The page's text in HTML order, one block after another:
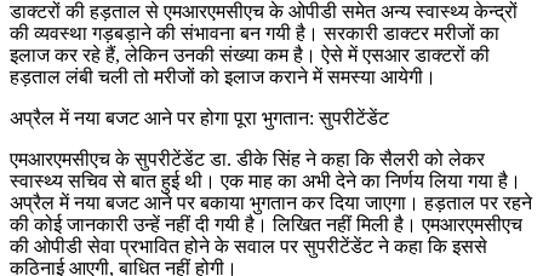
डाक्टरों की हड़ताल से एमआरएमसीएच के ओपीडी समेत अन्य स्वास्थ्य केन्द्रों
की व्यवस्था गड़बड़ाने की संभावना बन गयी है। सरकारी डाक्टर मरीजों का
इलाज कर रहे हैं, लेकिन उनकी संख्या कम है। ऐसे में एसआर डाक्टरों की
हड़ताल लंबी चली तो मरीजों को इलाज कराने में समस्या आयेगी।
अप्रैल में नया बजट आने पर होगा पूरा भुगतान: सुपरीटेंडेंट
एमआरएमसीएच के सुपरीटेंडेंट डा. डीके सिंह ने कहा कि सैलरी को लेकर
स्वास्थ्य सचिव से बात हुई थी। एक माह का अभी देने का निर्णय लिया गया है।
अप्रैल में नया बजट आने पर बकाया भुगतान कर दिया जाएगा। हड़ताल पर रहने
की कोई जानकारी उन्हें नहीं दी गयी है। लिखित नहीं मिली है। एमआरएमसीएच
की ओपीडी सेवा प्रभावित होने के सवाल पर सुपरीटेंडेंट ने कहा कि इससे
कठिनाई आएगी, बाधित नहीं होगी।